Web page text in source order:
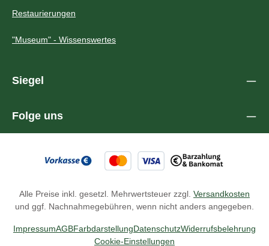
Restaurierungen
"Museum" - Wissenswertes
Siegel
Folge uns
Alle Preise inkl. gesetzl. Mehrwertsteuer zzgl. Versandkosten
und ggf. Nachnahmegebühren, wenn nicht anders angegeben.
ImpressumAGBFarbdarstellungDatenschutzWiderrufsbelehrung
Cookie-Einstellungen